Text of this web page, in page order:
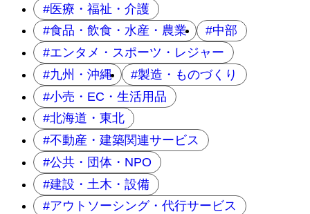
医療・福祉・介護
食品・飲食・水産・農業
中部
エンタメ・スポーツ・レジャー
九州・沖縄
製造・ものづくり
小売・EC・生活用品
北海道・東北
不動産・建築関連サービス
公共・団体・NPO
建設・土木・設備
アウトソーシング・代行サービス